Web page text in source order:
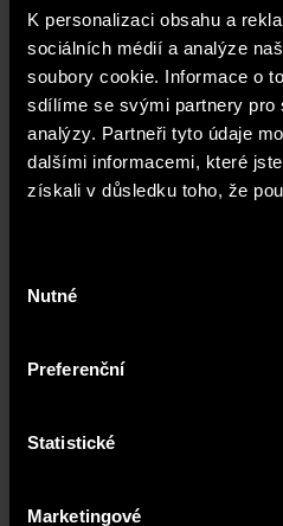
K personalizaci obsahu a
sociálních médií a analýze
soubory cookie. Informace o
sdílíme se svými partnery pro
analýzy. Partneři tyto údaje
dalšími informacemi, které
získali v důsledku toho, že
souhlasu
Nutné
Preferenční
Statistické
Marketingové